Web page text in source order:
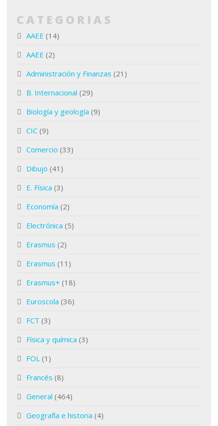
CATEGORIAS
AAEE (14)
AAEE (2)
Administración y Finanzas (21)
B. Internacional (29)
Biología y geología (9)
CIC (9)
Comercio (33)
Dibujo (41)
E. Física (3)
Economía (2)
Electrónica (5)
Erasmus (2)
Erasmus (11)
Erasmus+ (18)
Euroscola (36)
FCT (3)
Física y química (3)
FOL (1)
Francés (8)
General (464)
Geografía e historia (4)